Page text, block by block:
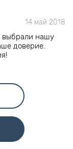
14 май 2018
выбрали нашу
доверие.